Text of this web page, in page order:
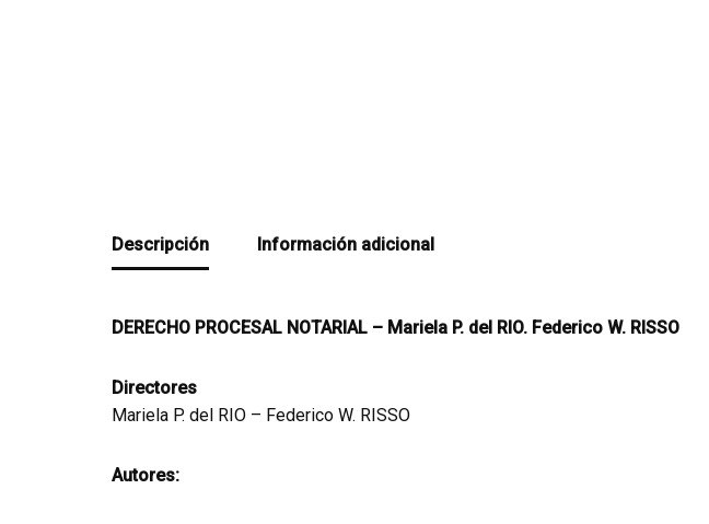
Descripción Información adicional
DERECHO PROCESAL NOTARIAL – Mariela P. del RIO. Federico W. RISSO
Directores
Mariela P. del RIO – Federico W. RISSO
Autores: